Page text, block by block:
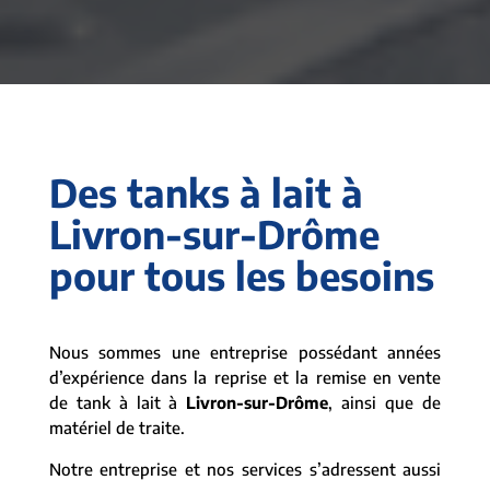
Des tanks à lait à
Livron-sur-Drôme
pour tous les besoins
Nous sommes une entreprise possédant années
d’expérience dans la reprise et la remise en vente
de tank à lait à Livron-sur-Drôme, ainsi que de
matériel de traite.
Notre entreprise et nos services s’adressent aussi